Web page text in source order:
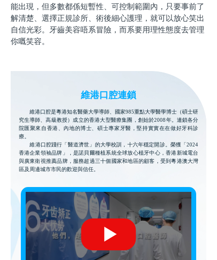
能出現，但多數都係短暫性、可控制範圍內，只要事前了
解清楚、選擇正規診所、術後細心護理，就可以放心笑出
自信光彩。牙齒美容唔系冒險，而系要用理性態度去管理
你嘅笑容。
維港口腔連鎖
維港口腔是粵港知名醫藥大學導師、國家985重點大學醫學博士（碩士研
究生導師、高級教授）成立的香港大型醫療集團，創始於2008年。連鎖各分
院匯聚來自香港、內地的博士、碩士專家牙醫，堅持實實在在做好牙科診
療。
維港口腔踐行「醫道濟世」的大學校訓，十六年穩定開診。榮獲「2024
香港企業領袖品牌」，是諾貝爾種植系統全球放心植牙中心，香港新城電台
與廣東衛視推薦品牌，服務超過三十個國家和地區的顧客，受到粵港澳大灣
區及周邊城市市民的歡迎與信任。